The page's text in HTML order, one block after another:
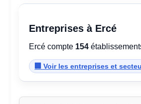
Entreprises à Ercé
Ercé compte 154
🏢 Voir les entreprises et